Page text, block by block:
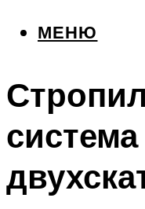
МЕНЮ
система